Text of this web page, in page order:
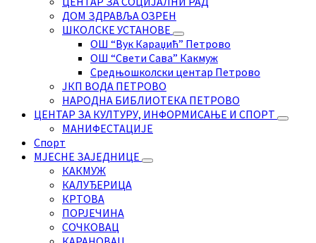
ДОМ ЗДРАВЉА ОЗРЕН
ШКОЛСКЕ УСТАНОВЕ
ОШ “Вук Караџић” Петрово
ОШ “Свети Сава” Какмуж
Средњошколски центар Петрово
ЈКП ВОДА ПЕТРОВО
НАРОДНА БИБЛИОТЕКА ПЕТРОВО
ЦЕНТАР ЗА КУЛТУРУ, ИНФОРМИСАЊЕ И СПОРТ
МАНИФЕСТАЦИЈЕ
Спорт
МЈЕСНЕ ЗАЈЕДНИЦЕ
КАКМУЖ
КАЛУЂЕРИЦА
КРТОВА
ПОРЈЕЧИНА
СОЧКОВАЦ